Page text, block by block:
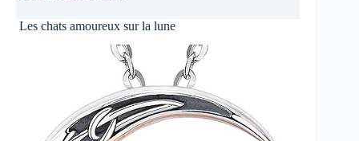
Les chats amoureux sur la lune